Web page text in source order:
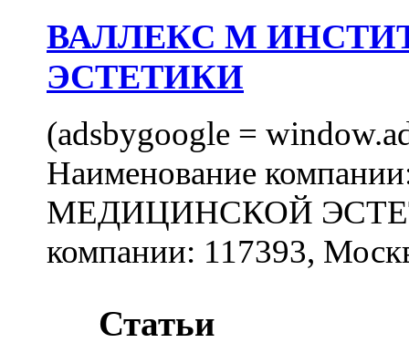
ВАЛЛЕКС М
ЭСТЕТИКИ
(adsbygoogle =
Наименование
МЕДИЦИНСКОЙ
компании: 117393,
Статьи